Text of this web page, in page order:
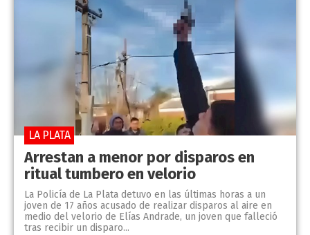
Arrestan a menor por disparos en
ritual tumbero en velorio
La Policía de La Plata detuvo en las últimas horas a un
joven de 17 años acusado de realizar disparos al aire en
medio del velorio de Elías Andrade, un joven que falleció
tras recibir un disparo...
LA PLATA